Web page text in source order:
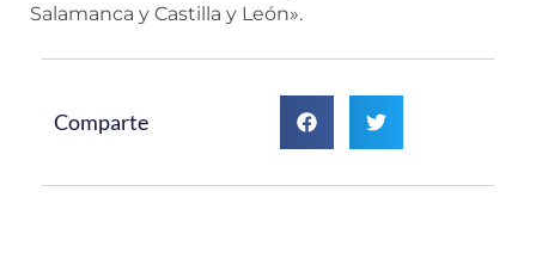
Salamanca y Castilla y León».
Comparte